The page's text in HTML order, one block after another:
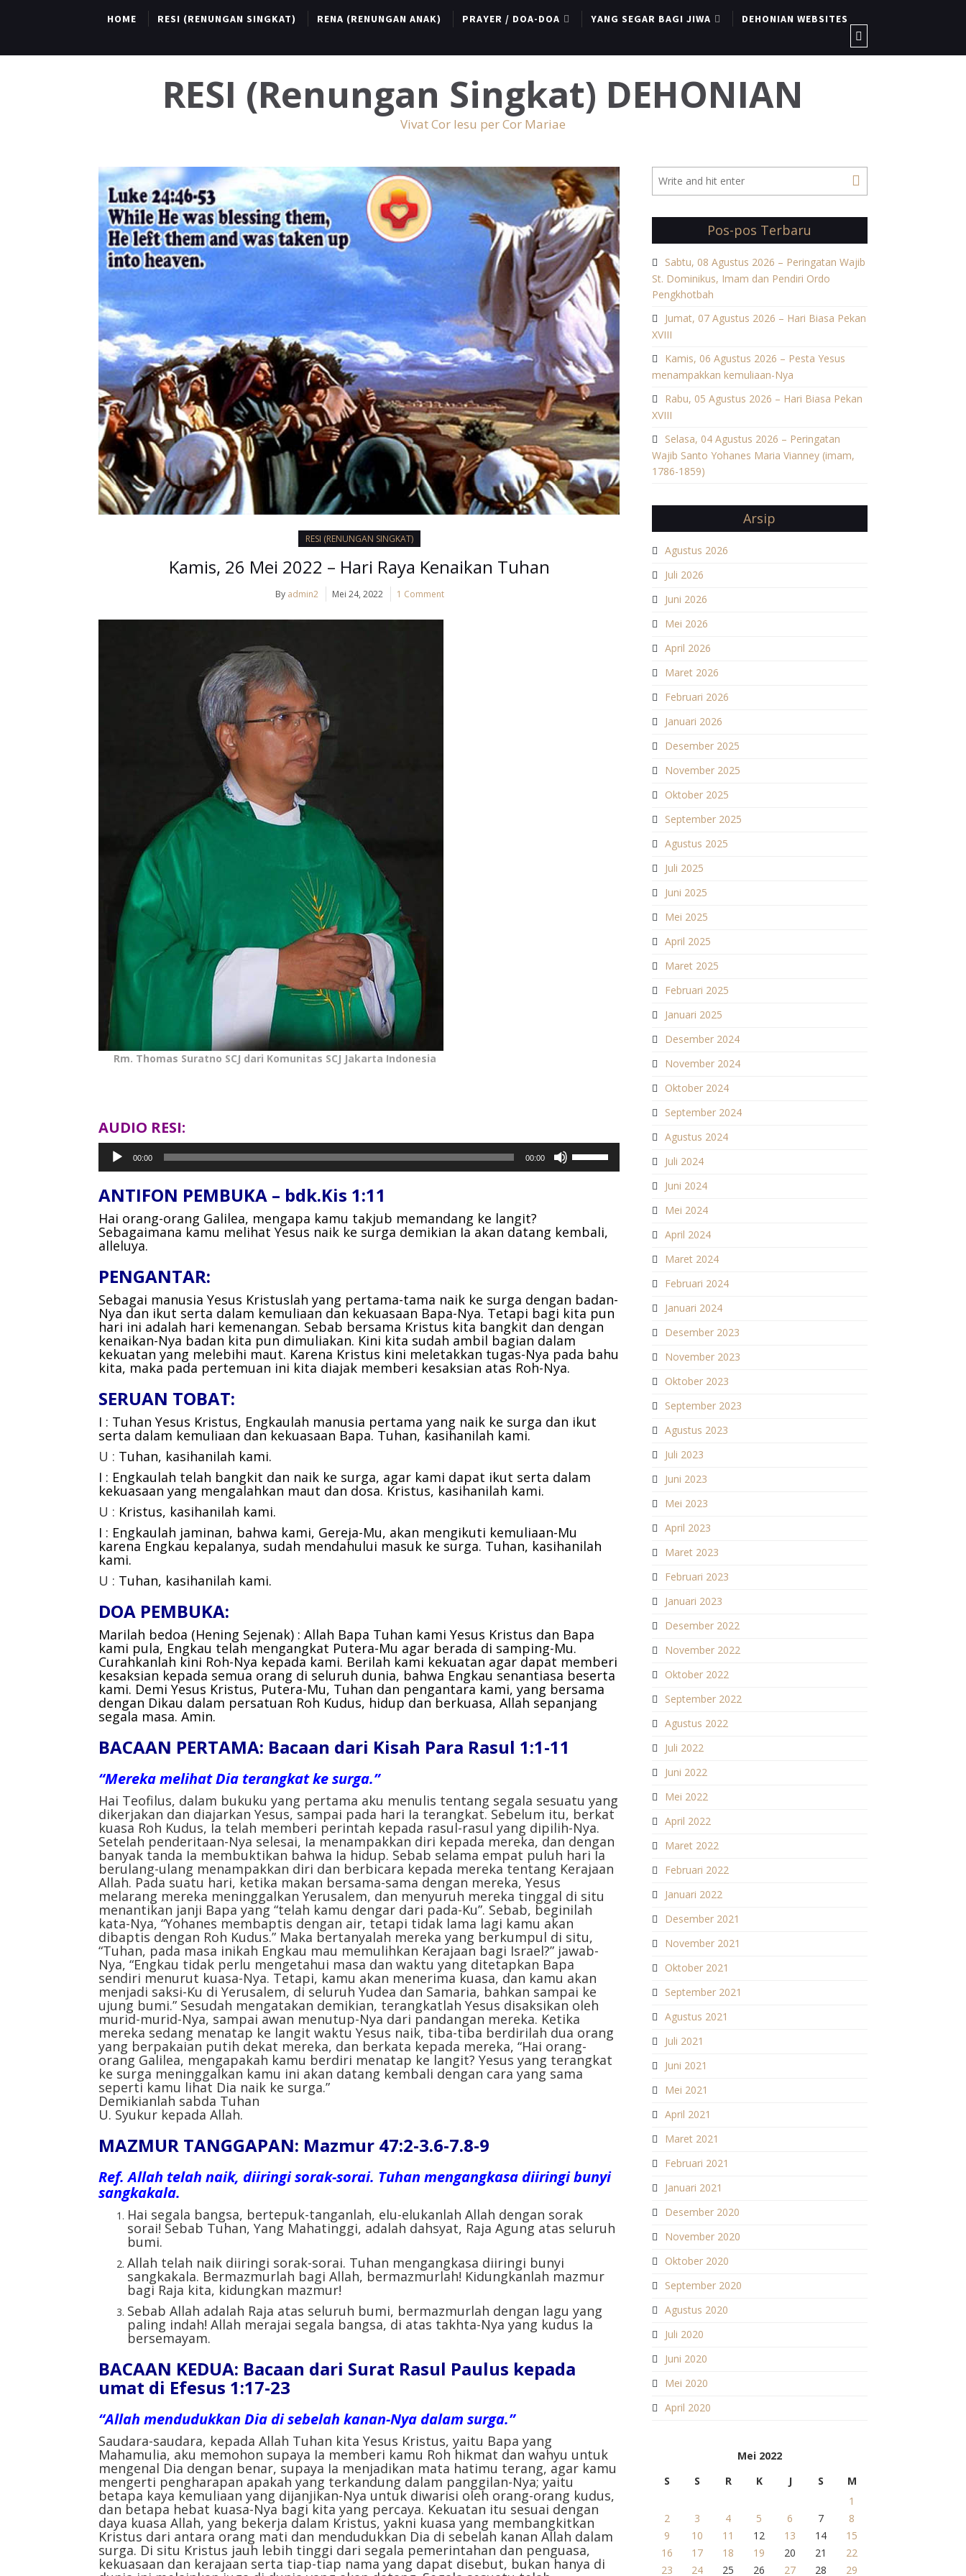
HOME RESI (RENUNGAN SINGKAT) RENA (RENUNGAN ANAK) PRAYER / DOA-DOA YANG SEGAR BAGI JIWA DEHONIAN WEBSITES
RESI (Renungan Singkat) DEHONIAN
Vivat Cor Iesu per Cor Mariae
RESI (RENUNGAN SINGKAT)
Kamis, 26 Mei 2022 – Hari Raya Kenaikan Tuhan
By admin2 Mei 24, 2022 1 Comment
Rm. Thomas Suratno SCJ dari Komunitas SCJ Jakarta Indonesia
AUDIO RESI:
Pemutar
Audio
00:00 00:00
menaikkan
ANTIFON PEMBUKA – bdk.Kis 1:11
Hai orang-orang Galilea, mengapa kamu takjub memandang ke langit?
Sebagaimana kamu melihat Yesus naik ke surga demikian Ia akan datang kembali,
alleluya.
PENGANTAR:
Sebagai manusia Yesus Kristuslah yang pertama-tama naik ke surga dengan badan-
Nya dan ikut serta dalam kemuliaan dan kekuasaan Bapa-Nya. Tetapi bagi kita pun
hari ini adalah hari kemenangan. Sebab bersama Kristus kita bangkit dan dengan
kenaikan-Nya badan kita pun dimuliakan. Kini kita sudah ambil bagian dalam
kekuatan yang melebihi maut. Karena Kristus kini meletakkan tugas-Nya pada bahu
kita, maka pada pertemuan ini kita diajak memberi kesaksian atas Roh-Nya.
SERUAN TOBAT:
I : Tuhan Yesus Kristus, Engkaulah manusia pertama yang naik ke surga dan ikut
serta dalam kemuliaan dan kekuasaan Bapa. Tuhan, kasihanilah kami.
U : Tuhan, kasihanilah kami.
I : Engkaulah telah bangkit dan naik ke surga, agar kami dapat ikut serta dalam
kekuasaan yang mengalahkan maut dan dosa. Kristus, kasihanilah kami.
U : Kristus, kasihanilah kami.
I : Engkaulah jaminan, bahwa kami, Gereja-Mu, akan mengikuti kemuliaan-Mu
karena Engkau kepalanya, sudah mendahului masuk ke surga. Tuhan, kasihanilah
kami.
U : Tuhan, kasihanilah kami.
DOA PEMBUKA:
Marilah bedoa (Hening Sejenak) : Allah Bapa Tuhan kami Yesus Kristus dan Bapa
kami pula, Engkau telah mengangkat Putera-Mu agar berada di samping-Mu.
Curahkanlah kini Roh-Nya kepada kami. Berilah kami kekuatan agar dapat memberi
kesaksian kepada semua orang di seluruh dunia, bahwa Engkau senantiasa beserta
kami. Demi Yesus Kristus, Putera-Mu, Tuhan dan pengantara kami, yang bersama
dengan Dikau dalam persatuan Roh Kudus, hidup dan berkuasa, Allah sepanjang
segala masa. Amin.
BACAAN PERTAMA: Bacaan dari Kisah Para Rasul 1:1-11
“Mereka melihat Dia terangkat ke surga.”
Hai Teofilus, dalam bukuku yang pertama aku menulis tentang segala sesuatu yang
dikerjakan dan diajarkan Yesus, sampai pada hari Ia terangkat. Sebelum itu, berkat
kuasa Roh Kudus, Ia telah memberi perintah kepada rasul-rasul yang dipilih-Nya.
Setelah penderitaan-Nya selesai, Ia menampakkan diri kepada mereka, dan dengan
banyak tanda Ia membuktikan bahwa Ia hidup. Sebab selama empat puluh hari Ia
berulang-ulang menampakkan diri dan berbicara kepada mereka tentang Kerajaan
Allah. Pada suatu hari, ketika makan bersama-sama dengan mereka, Yesus
melarang mereka meninggalkan Yerusalem, dan menyuruh mereka tinggal di situ
menantikan janji Bapa yang “telah kamu dengar dari pada-Ku”. Sebab, beginilah
kata-Nya, “Yohanes membaptis dengan air, tetapi tidak lama lagi kamu akan
dibaptis dengan Roh Kudus.” Maka bertanyalah mereka yang berkumpul di situ,
“Tuhan, pada masa inikah Engkau mau memulihkan Kerajaan bagi Israel?” jawab-
Nya, “Engkau tidak perlu mengetahui masa dan waktu yang ditetapkan Bapa
sendiri menurut kuasa-Nya. Tetapi, kamu akan menerima kuasa, dan kamu akan
menjadi saksi-Ku di Yerusalem, di seluruh Yudea dan Samaria, bahkan sampai ke
ujung bumi.” Sesudah mengatakan demikian, terangkatlah Yesus disaksikan oleh
murid-murid-Nya, sampai awan menutup-Nya dari pandangan mereka. Ketika
mereka sedang menatap ke langit waktu Yesus naik, tiba-tiba berdirilah dua orang
yang berpakaian putih dekat mereka, dan berkata kepada mereka, “Hai orang-
orang Galilea, mengapakah kamu berdiri menatap ke langit? Yesus yang terangkat
ke surga meninggalkan kamu ini akan datang kembali dengan cara yang sama
seperti kamu lihat Dia naik ke surga.”
Demikianlah sabda Tuhan
U. Syukur kepada Allah.
MAZMUR TANGGAPAN: Mazmur 47:2-3.6-7.8-9
Ref. Allah telah naik, diiringi sorak-sorai. Tuhan mengangkasa diiringi bunyi
sangkakala.
Hai segala bangsa, bertepuk-tanganlah, elu-elukanlah Allah dengan sorak
sorai! Sebab Tuhan, Yang Mahatinggi, adalah dahsyat, Raja Agung atas seluruh
bumi.
Allah telah naik diiringi sorak-sorai. Tuhan mengangkasa diiringi bunyi
sangkakala. Bermazmurlah bagi Allah, bermazmurlah! Kidungkanlah mazmur
bagi Raja kita, kidungkan mazmur!
Sebab Allah adalah Raja atas seluruh bumi, bermazmurlah dengan lagu yang
paling indah! Allah merajai segala bangsa, di atas takhta-Nya yang kudus Ia
bersemayam.
BACAAN KEDUA: Bacaan dari Surat Rasul Paulus kepada
umat di Efesus 1:17-23
“Allah mendudukkan Dia di sebelah kanan-Nya dalam surga.”
Saudara-saudara, kepada Allah Tuhan kita Yesus Kristus, yaitu Bapa yang
Mahamulia, aku memohon supaya Ia memberi kamu Roh hikmat dan wahyu untuk
mengenal Dia dengan benar, supaya Ia menjadikan mata hatimu terang, agar kamu
mengerti pengharapan apakah yang terkandung dalam panggilan-Nya; yaitu
betapa kaya kemuliaan yang dijanjikan-Nya untuk diwarisi oleh orang-orang kudus,
dan betapa hebat kuasa-Nya bagi kita yang percaya. Kekuatan itu sesuai dengan
daya kuasa Allah, yang bekerja dalam Kristus, yakni kuasa yang membangkitkan
Kristus dari antara orang mati dan mendudukkan Dia di sebelah kanan Allah dalam
surga. Di situ Kristus jauh lebih tinggi dari segala pemerintahan dan penguasa,
kekuasaan dan kerajaan serta tiap-tiap nama yang dapat disebut, bukan hanya di
Pos-pos Terbaru
Sabtu, 08 Agustus 2026 – Peringatan Wajib
St. Dominikus, Imam dan Pendiri Ordo
Pengkhotbah
Jumat, 07 Agustus 2026 – Hari Biasa Pekan
XVIII
Kamis, 06 Agustus 2026 – Pesta Yesus
menampakkan kemuliaan-Nya
Rabu, 05 Agustus 2026 – Hari Biasa Pekan
XVIII
Selasa, 04 Agustus 2026 – Peringatan
Wajib Santo Yohanes Maria Vianney (imam,
1786-1859)
Arsip
Agustus 2026
Juli 2026
Juni 2026
Mei 2026
April 2026
Maret 2026
Februari 2026
Januari 2026
Desember 2025
November 2025
Oktober 2025
September 2025
Agustus 2025
Juli 2025
Juni 2025
Mei 2025
April 2025
Maret 2025
Februari 2025
Januari 2025
Desember 2024
November 2024
Oktober 2024
September 2024
Agustus 2024
Juli 2024
Juni 2024
Mei 2024
April 2024
Maret 2024
Februari 2024
Januari 2024
Desember 2023
November 2023
Oktober 2023
September 2023
Agustus 2023
Juli 2023
Juni 2023
Mei 2023
April 2023
Maret 2023
Februari 2023
Januari 2023
Desember 2022
November 2022
Oktober 2022
September 2022
Agustus 2022
Juli 2022
Juni 2022
Mei 2022
April 2022
Maret 2022
Februari 2022
Januari 2022
Desember 2021
November 2021
Oktober 2021
September 2021
Agustus 2021
Juli 2021
Juni 2021
Mei 2021
April 2021
Maret 2021
Februari 2021
Januari 2021
Desember 2020
November 2020
Oktober 2020
September 2020
Agustus 2020
Juli 2020
Juni 2020
Mei 2020
April 2020
Mei 2022
S
S R K J S
M
1
2
3 4 5 6 7
8
9
10 11 12 13 14
15
16
17 18 19 20 21
22
23
24 25 26 27 28 29